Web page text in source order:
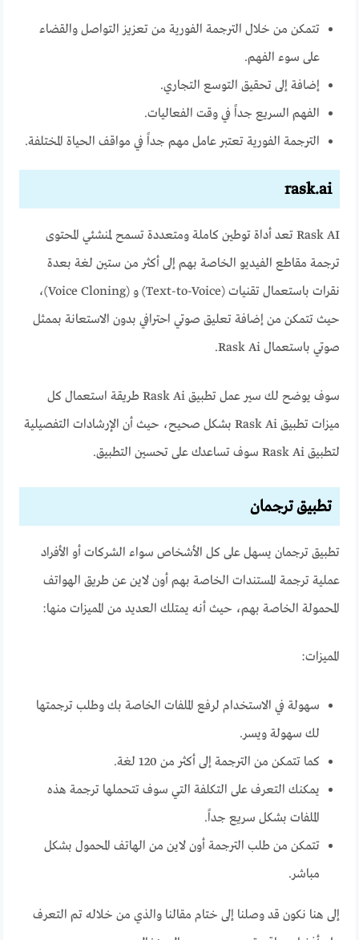
تتمكن من خلال الترجمة الفورية من تعزيز التواصل والقضاء
على سوء الفهم.
إضافة إلى تحقيق التوسع التجاري.
الفهم السريع جداً في وقت الفعاليات.
الترجمة الفورية تعتبر عامل مهم جداً في مواقف الحياة المختلفة.
rask.ai
Rask AI تعد أداة توطين كاملة ومتعددة تسمح لمنشئي المحتوى
ترجمة مقاطع الفيديو الخاصة بهم إلى أكثر من ستين لغة بعدة
نقرات باستعمال تقنيات (Text-to-Voice) و (Voice Cloning)،
حيث تتمكن من إضافة تعليق صوتي احترافي بدون الاستعانة بممثل
صوتي باستعمال Rask Ai.
سوف يوضح لك سير عمل تطبيق Rask Ai طريقة استعمال كل
ميزات تطبيق Rask Ai بشكل صحيح، حيث أن الإرشادات التفصيلية
لتطبيق Rask Ai سوف تساعدك على تحسين التطبيق.
تطبيق ترجمان
تطبيق ترجمان يسهل على كل الأشخاص سواء الشركات أو الأفراد
عملية ترجمة المستندات الخاصة بهم أون لاين عن طريق الهواتف
المحمولة الخاصة بهم، حيث أنه يمتلك العديد من المميزات منها:
المميزات:
سهولة في الاستخدام لرفع الملفات الخاصة بك وطلب ترجمتها
لك سهولة ويسر.
كما تتمكن من الترجمة إلى أكثر من 120 لغة.
يمكنك التعرف على التكلفة التي سوف تتحملها ترجمة هذه
الملفات بشكل سريع جداً.
تتمكن من طلب الترجمة أون لاين من الهاتف المحمول بشكل
مباشر.
إلى هنا نكون قد وصلنا إلى ختام مقالنا والذي من خلاله تم التعرف